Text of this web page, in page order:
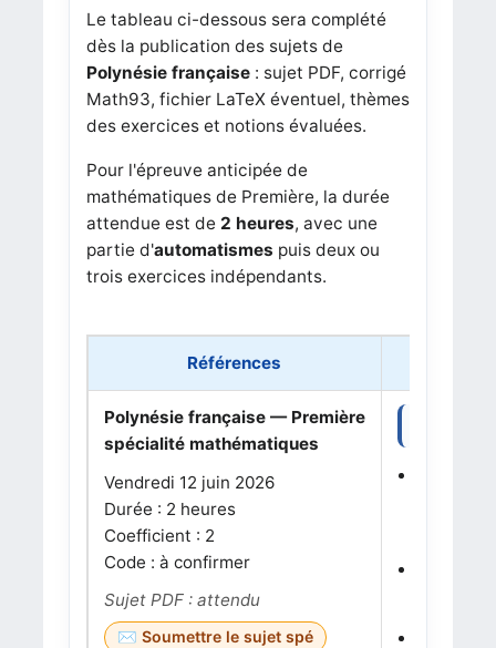
Le tableau ci-dessous sera complété
dès la publication des sujets de
Polynésie française: sujet PDF, corrigé
Math93, fichier LaTeX éventuel, thèmes
des exercices et notions évaluées.
Pour l'épreuve anticipée de
mathématiques de Première, la durée
attendue est de 2 heures, avec une
partie d'automatismes puis deux ou
trois exercices indépendants.
Références
Polynésie française — Première
spécialité mathématiques
Vendredi 12 juin 2026
Durée : 2 heures
Coefficient : 2
Code : à confirmer
Sujet PDF : attendu
Soumettre le sujet spé